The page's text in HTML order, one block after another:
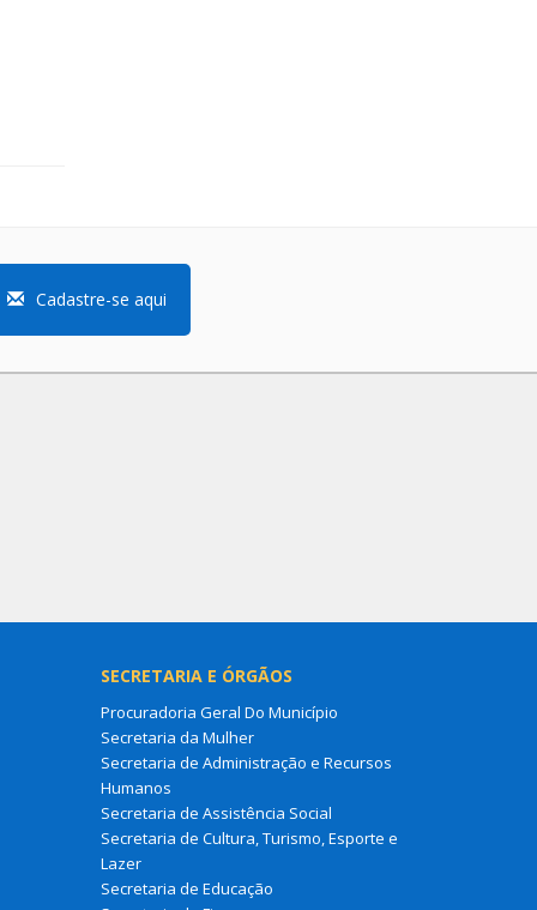
Cadastre-se aqui
SECRETARIA E ÓRGÃOS
Procuradoria Geral Do Município
Secretaria da Mulher
Secretaria de Administração e Recursos
Humanos
Secretaria de Assistência Social
Secretaria de Cultura, Turismo, Esporte e
Lazer
Secretaria de Educação